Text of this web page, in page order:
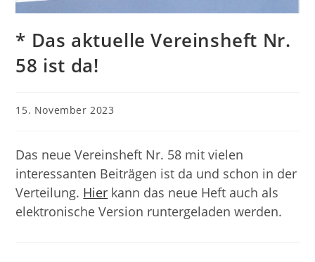
* Das aktuelle Vereinsheft Nr.
58 ist da!
Beitrag
15. November 2023
Das neue Vereinsheft Nr. 58 mit vielen
interessanten Beiträgen ist da und schon in der
Verteilung. Hier kann das neue Heft auch als
elektronische Version runtergeladen werden.